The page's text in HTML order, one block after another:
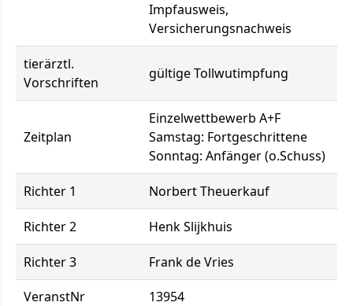
Impfausweis,
Versicherungsnachweis
tierärztl.
Vorschriften
gültige Tollwutimpfung
Zeitplan
Einzelwettbewerb A+F
Samstag: Fortgeschrittene
Sonntag: Anfänger (o.Schuss)
Richter 1 Norbert Theuerkauf
Richter 2 Henk Slijkhuis
Richter 3
Frank de Vries
VeranstNr
13954